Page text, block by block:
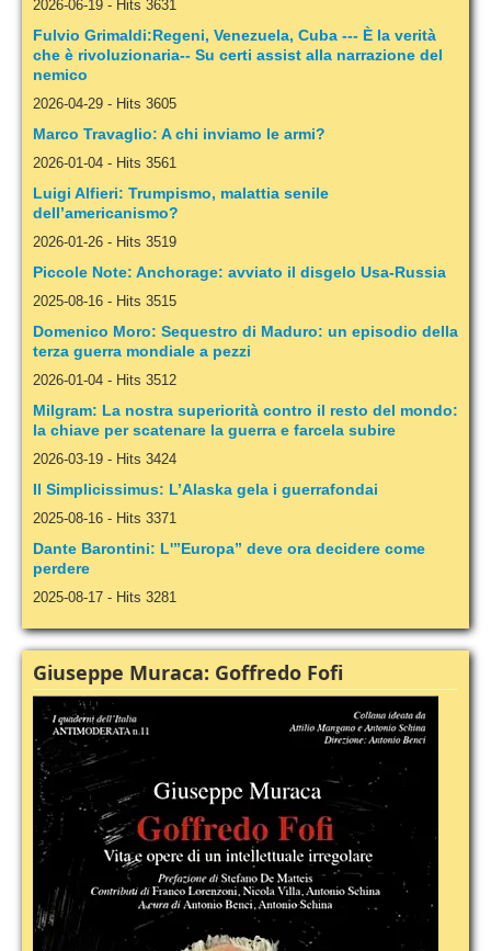
2026-06-19 - Hits 3631
Fulvio Grimaldi:Regeni, Venezuela, Cuba --- È la verità
che è rivoluzionaria-- Su certi assist alla narrazione del
nemico
2026-04-29 - Hits 3605
Marco Travaglio: A chi inviamo le armi?
2026-01-04 - Hits 3561
Luigi Alfieri: Trumpismo, malattia senile
dell’americanismo?
2026-01-26 - Hits 3519
Piccole Note: Anchorage: avviato il disgelo Usa-Russia
2025-08-16 - Hits 3515
Domenico Moro: Sequestro di Maduro: un episodio della
terza guerra mondiale a pezzi
2026-01-04 - Hits 3512
Milgram: La nostra superiorità contro il resto del mondo:
la chiave per scatenare la guerra e farcela subire
2026-03-19 - Hits 3424
Il Simplicissimus: L’Alaska gela i guerrafondai
2025-08-16 - Hits 3371
Dante Barontini: L'”Europa” deve ora decidere come
perdere
2025-08-17 - Hits 3281
Giuseppe Muraca: Goffredo Fofi